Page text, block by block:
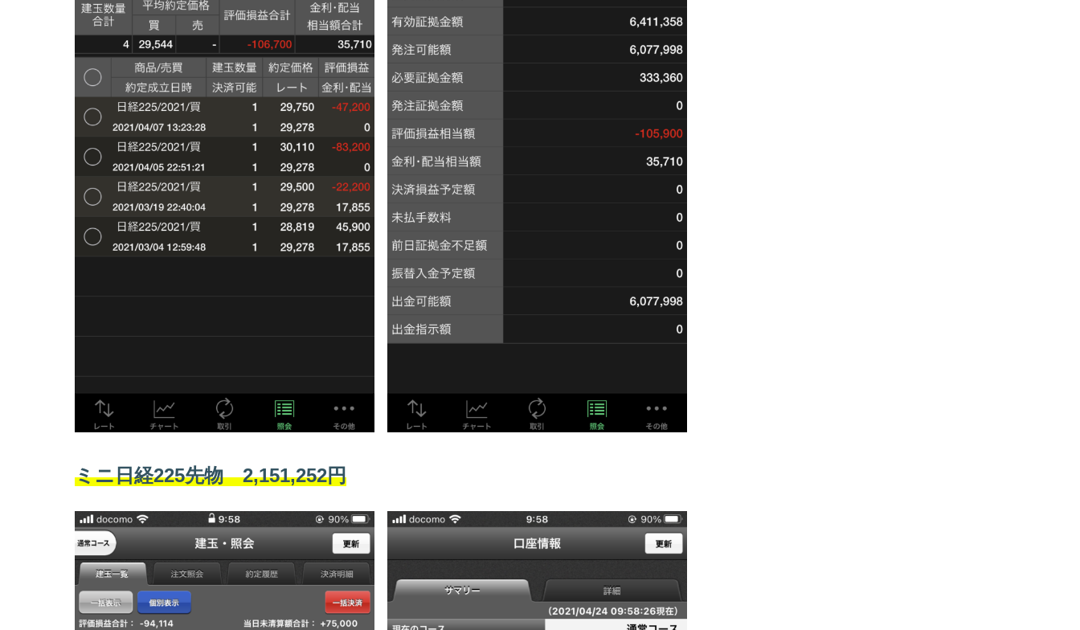
ミニ日経225先物 2,151,252円